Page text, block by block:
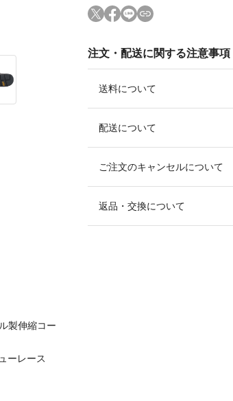
注文・配送に関する注意事項
送料について
配送について
ご注文のキャンセルについて
返品・交換について
製伸縮コー
ーレース